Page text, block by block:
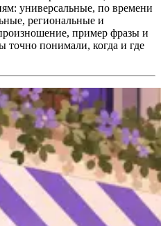
универсальные, по времени
региональные и
пример фразы и
точно понимали, когда и где